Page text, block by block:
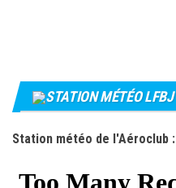
STATION MÉTÉO LFBJ
Station météo de l'Aéroclub :